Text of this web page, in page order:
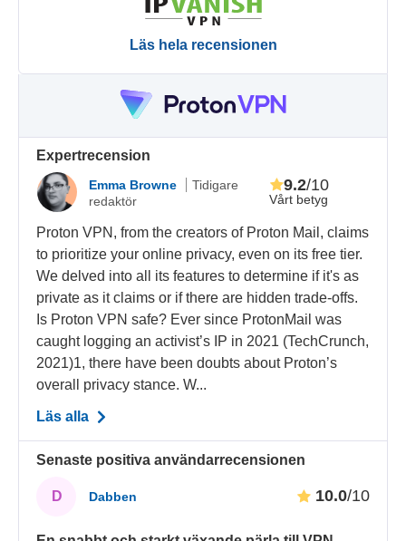
Läs hela recensionen
Expertrecension
Emma Browne
Tidigare
redaktör
Vårt betyg
9.2/10
Proton VPN, from the creators of Proton Mail, claims
to prioritize your online privacy, even on its free tier.
We delved into all its features to determine if it's as
private as it claims or if there are hidden trade-offs.
Is Proton VPN safe? Ever since ProtonMail was
caught logging an activist’s IP in 2021 (TechCrunch,
2021)1, there have been doubts about Proton’s
overall privacy stance. W...
Läs alla
Senaste positiva användarrecensionen
D Dabben 10.0/10